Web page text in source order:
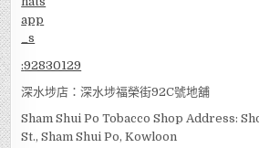
:92830129
深水埗店：深水埗福榮街92C號地舖
Sham Shui Po Tobacco Shop Address:
St., Sham Shui Po, Kowloon